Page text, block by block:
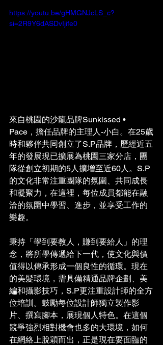
https://youtu.be/gHMGNJcLS_c?
si=2R9Y6dASDvIjife0
來自桃園的沙龍品牌Sunkissed •
Pace，擔任品牌的主理人-小白。在25歲
時和夥伴共同創立了S.P品牌，歷經近五
年的發展現已擴展為桃園三家分店，團
隊從創立初期的5人擴增至近60人。S.P
的文化非常注重團隊的氛圍、共同成長
和凝聚力，在這裡，每位成員都能在融
洽的氛圍中學習、進步，並享受工作的
樂趣。
秉持「學到要教人，賺到要給人」的理
念，將所學傳遞給下一代，使文化與價
值得以傳承形成一個良性的循環。現在
的美髮環境，需具備精通品牌企劃、美
編和攝影技巧，S.P更注重設計師的全方
位培訓。鼓勵每位設計師獨立製作影
片、撰寫腳本，展現個人特色。在這個
競爭強烈相對機會也多的大環境，如何
在網絡上脫穎而出，正是現在要面臨的